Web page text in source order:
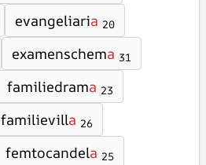
evangeliaria 20
examenschema 31
familiedrama 23
familievilla 26
femtocandela 25